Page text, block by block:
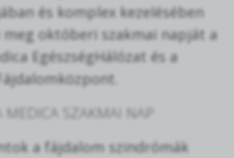
és komplex kezelésében
októberi szakmai napját a
EgészségHálózat és a
MEDICA SZAKMAI NAP
a fájdalom szindrómák